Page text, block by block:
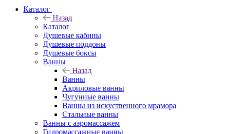
Каталог
Назад
Каталог
Душевые кабины
Душевые поддоны
Душевые боксы
Ванны
Назад
Ванны
Акриловые ванны
Чугунные ванны
Ванны из искуственного мрамора
Стальные ванны
Ванны с аэромассажем
Гидромассажные ванны